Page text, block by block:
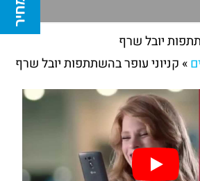
יובל שרף
» קניוני עופר בהשתתפות יובל שרף